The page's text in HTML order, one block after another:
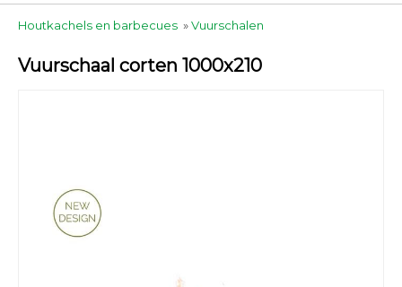
Houtkachels en barbecues »Vuurschalen
Vuurschaal corten 1000x210